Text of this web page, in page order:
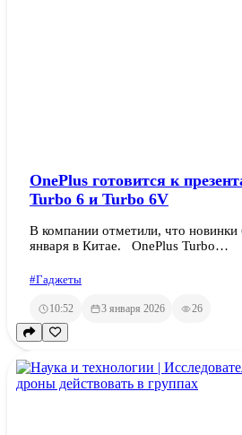
OnePlus готовится к
Turbo 6 и Turbo 6V
В компании отметили, что новинки
января в Китае. OnePlus Turbo…
#Гаджеты
10:52 3 января 2026 26